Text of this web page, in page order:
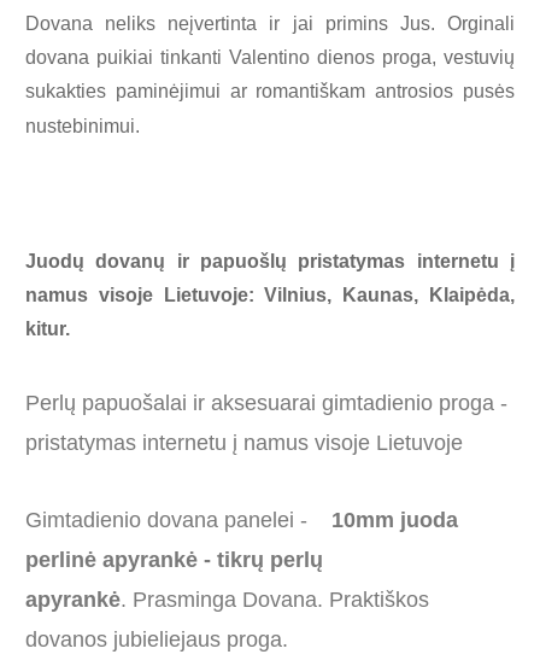
Dovana neliks neįvertinta ir jai primins Jus. Orginali
dovana puikiai tinkanti Valentino dienos proga, vestuvių
sukakties paminėjimui ar romantiškam antrosios pusės
nustebinimui.
Juodų dovanų ir papuošlų pristatymas internetu į
namus visoje Lietuvoje: Vilnius, Kaunas, Klaipėda,
kitur.
Perlų papuošalai ir aksesuarai gimtadienio proga -
pristatymas internetu į namus visoje Lietuvoje
Gimtadienio dovana panelei -
10mm juoda
perlinė apyrankė - tikrų perlų
apyrankė. Prasminga Dovana. Praktiškos
dovanos jubieliejaus proga.